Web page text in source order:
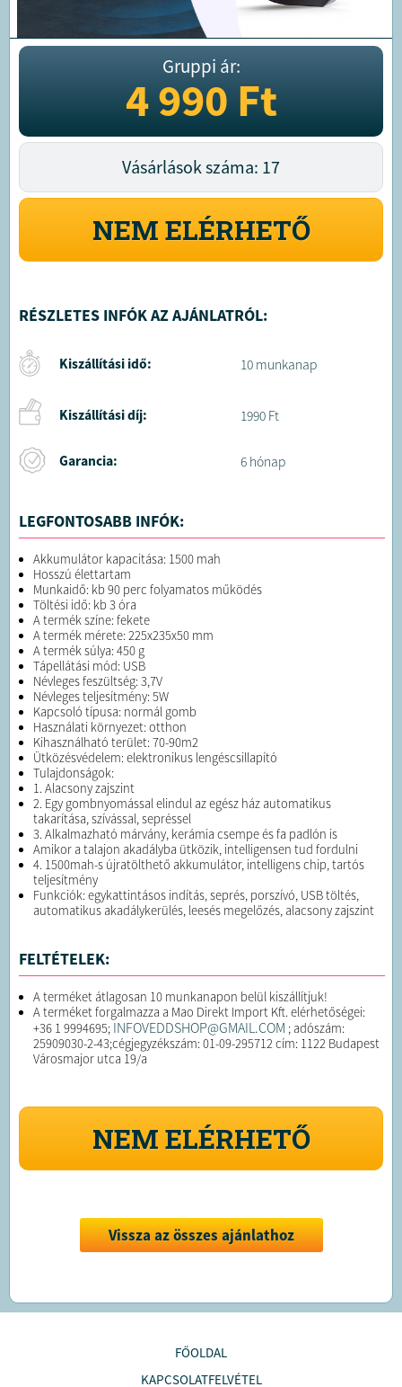
Gruppi ár:
4 990Ft
Vásárlások száma: 17
NEM ELÉRHETŐ
RÉSZLETES INFÓK AZ AJÁNLATRÓL:
Kiszállítási idő: 10 munkanap
Kiszállítási díj: 1990 Ft
Garancia: 6 hónap
LEGFONTOSABB INFÓK:
Akkumulátor kapacitása: 1500 mah
Hosszú élettartam
Munkaidő: kb 90 perc folyamatos működés
Töltési idő: kb 3 óra
A termék színe: fekete
A termék mérete: 225x235x50 mm
A termék súlya: 450 g
Tápellátási mód: USB
Névleges feszültség: 3,7V
Névleges teljesítmény: 5W
Kapcsoló típusa: normál gomb
Használati környezet: otthon
Kihasználható terület: 70-90m2
Ütközésvédelem: elektronikus lengéscsillapító
Tulajdonságok:
1. Alacsony zajszint
2. Egy gombnyomással elindul az egész ház automatikus
takarítása, szívással, sepréssel
3. Alkalmazható márvány, kerámia csempe és fa padlón is
Amikor a talajon akadályba ütközik, intelligensen tud fordulni
4. 1500mah-s újratölthető akkumulátor, intelligens chip, tartós
teljesítmény
Funkciók: egykattintásos indítás, seprés, porszívó, USB töltés,
automatikus akadálykerülés, leesés megelőzés, alacsony zajszint
FELTÉTELEK:
A terméket átlagosan 10 munkanapon belül kiszállítjuk!
A terméket forgalmazza a Mao Direkt Import Kft. elérhetőségei:
+36 1 9994695; INFOVEDDSHOP@GMAIL.COM ; adószám:
25909030-2-43;cégjegyzékszám: 01-09-295712 cím: 1122 Budapest
Városmajor utca 19/a
NEM ELÉRHETŐ
Vissza az összes ajánlathoz
FŐOLDAL
KAPCSOLATFELVÉTEL